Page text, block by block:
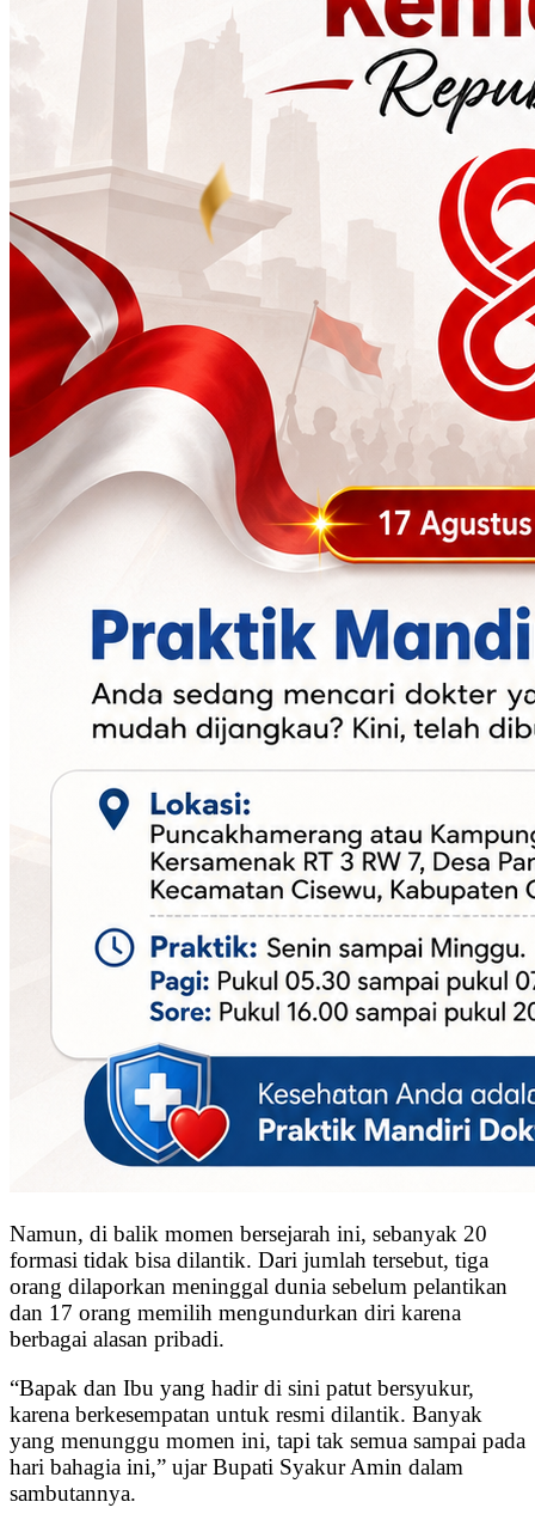
Namun, di balik momen bersejarah ini, sebanyak 20
formasi tidak bisa dilantik. Dari jumlah tersebut, tiga
orang dilaporkan meninggal dunia sebelum pelantikan
dan 17 orang memilih mengundurkan diri karena
berbagai alasan pribadi.
“Bapak dan Ibu yang hadir di sini patut bersyukur,
karena berkesempatan untuk resmi dilantik. Banyak
yang menunggu momen ini, tapi tak semua sampai pada
hari bahagia ini,” ujar Bupati Syakur Amin dalam
sambutannya.